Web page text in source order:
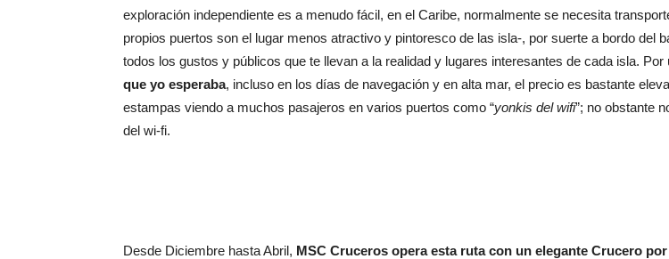
exploración independiente es a menudo fácil, en el Caribe, normalmente se necesita
propios puertos son el lugar menos atractivo y pintoresco de las isla-, por suerte a bordo del
todos los gustos y públicos que te llevan a la realidad y lugares interesantes de cada isla. Por
que yo esperaba, incluso en los días de navegación y en alta mar, el precio es bastante
estampas viendo a muchos pasajeros en varios puertos como “yonkis del wifi”; no obstante
del wi-fi.
Desde Diciembre hasta Abril, MSC Cruceros opera esta ruta con un elegante Crucero